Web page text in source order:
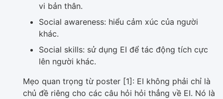
vi bản thân.
Social awareness: hiểu cảm xúc của người
khác.
Social skills: sử dụng EI để tác động tích cực
lên người khác.
Mẹo quan trọng từ poster [1]: EI không phải chỉ là
chủ đề riêng cho các câu hỏi hỏi thẳng về EI. Nó là